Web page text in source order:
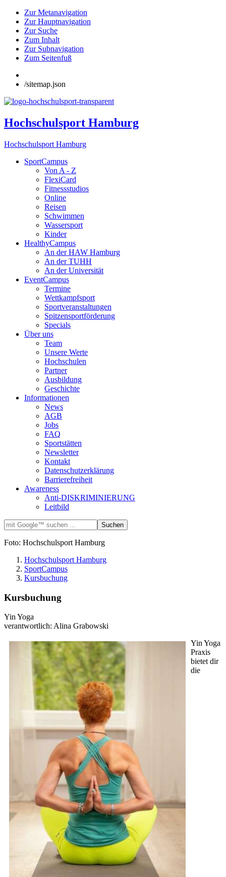
Zur Metanavigation
Zur Hauptnavigation
Zur Suche
Zum Inhalt
Zur Subnavigation
Zum Seitenfuß
/sitemap.json
Hochschulsport Hamburg
Hochschulsport Hamburg
SportCampus
Von A - Z
FlexiCard
Fitnessstudios
Online
Reisen
Schwimmen
Wassersport
Kinder
HealthyCampus
An der HAW Hamburg
An der TUHH
An der Universität
EventCampus
Termine
Wettkampfsport
Sportveranstaltungen
Spitzensportförderung
Specials
Über uns
Team
Unsere Werte
Hochschulen
Partner
Ausbildung
Geschichte
Informationen
News
AGB
Jobs
FAQ
Sportstätten
Newsletter
Kontakt
Datenschutzerklärung
Barrierefreiheit
Awareness
Anti-DISKRIMINIERUNG
Leitbild
Foto: Hochschulsport Hamburg
Hochschulsport Hamburg
SportCampus
Kursbuchung
Kursbuchung
Yin Yoga
verantwortlich: Alina Grabowski
Yin Yoga
Praxis
bietet dir
die